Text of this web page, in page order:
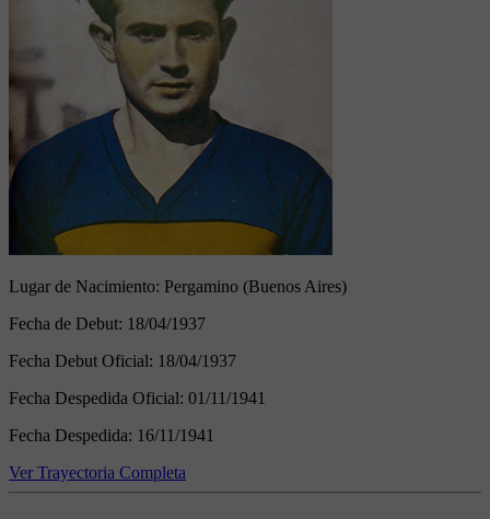
Lugar de Nacimiento: Pergamino (Buenos Aires)
Fecha de Debut: 18/04/1937
Fecha Debut Oficial: 18/04/1937
Fecha Despedida Oficial: 01/11/1941
Fecha Despedida: 16/11/1941
Ver Trayectoria Completa